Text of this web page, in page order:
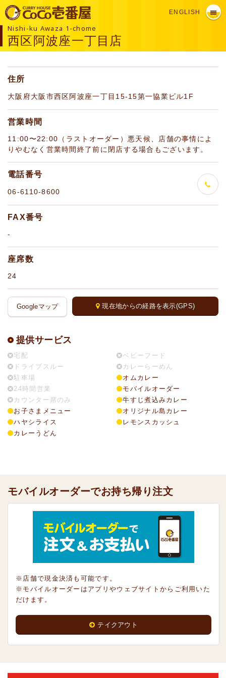
ENGLISH
Nishi-ku Awaza 1-chome
西区阿波座一丁目店
住所
大阪府大阪市西区阿波座一丁目15-15第一協業ビル1F
営業時間
11:00〜22:00（ラストオーダー）悪天候、店舗の事情によ
りやむなく営業時間終了前に閉店する場合もございます。
電話番号
06-6110-8600
FAX番号
-
座席数
24
Googleマップ 現在地からの経路を表示(GPS)
提供サービス
宅配
ドライブスルー
駐車場
24時間営業
カウンター席のみ
お子さまメニュー
ハヤシライス
カレーうどん
ベビーフード
カレーらーめん
オムカレー
モバイルオーダー
牛すじ煮込みカレー
オリジナル島カレー
レモンスカッシュ
モバイルオーダーでお持ち帰り注文
※店舗で現金決済も可能です。
※モバイルオーダーはアプリやウェブサイトからご利用いた
だけます。
テイクアウト